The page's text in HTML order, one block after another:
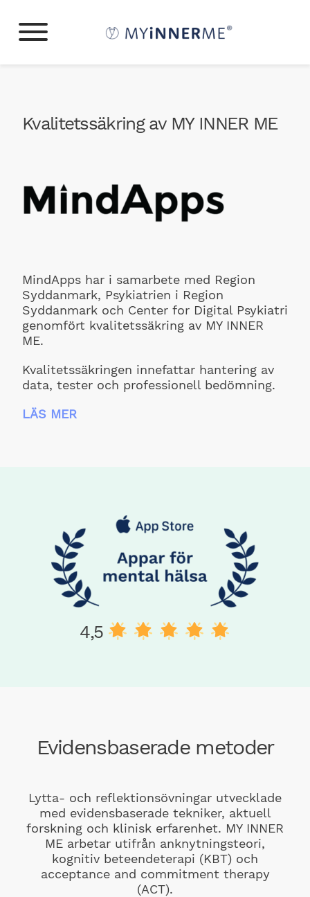
Kvalitetssäkring av MY INNER ME
MindApps har i samarbete med Region
Syddanmark, Psykiatrien i Region
Syddanmark och Center for Digital Psykiatri
genomfört kvalitetssäkring av MY INNER
ME.
Kvalitetssäkringen innefattar hantering av
data, tester och professionell bedömning.
LÄS MER
4,5
Evidensbaserade metoder
Lytta- och reflektionsövningar utvecklade
med evidensbaserade tekniker, aktuell
forskning och klinisk erfarenhet. MY INNER
ME arbetar utifrån anknytningsteori,
kognitiv beteendeterapi (KBT) och
acceptance and commitment therapy
(ACT).